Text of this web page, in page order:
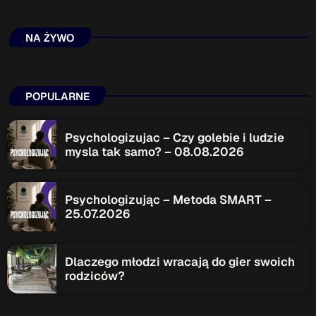
O nas
Strona UJK
Klub WSPAK
Biuro Karier
Punkt Interwencji Kryzysowej
NA ŻYWO
POPULARNE
Psychologizujac – Czy golebie i ludzie
mysla tak samo? – 08.08.2026
Psychologizując – Metoda SMART –
25.07.2026
Dlaczego młodzi wracają do gier swoich
rodziców?